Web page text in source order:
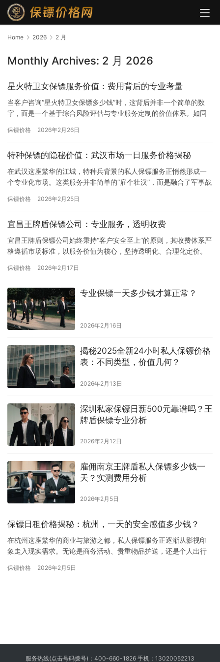
Home 2026 2 月
Monthly Archives: 2 月 2026
星火特卫女保镖服务价值：费用背后的专业考量
当客户咨询“星火特卫女保镖多少钱”时，这背后并非一个简单的数
字，而是一个基于综合风险评估与专业服务定制的价值体系。如同
共同…
保镖价格 2026年2月26日
特种保镖的隐秘价值：武汉市场一日服务价格揭秘
在武汉这座繁华的江城，特种兵背景的私人保镖服务正悄然形成一
个专业化市场。这类服务并非简单的“雇个壮汉”，而是融合了军事战
保镖价格 2026年2月25日
宜昌王牌盾保镖公司：专业服务，透明收费
宜昌王牌盾保镖公司始终秉持“客户安全至上”的原则，其收费体系严
格遵循市场标准，以服务价值为核心，坚持透明化、合理化定价。
评…
保镖价格 2026年2月17日
专业保镖一天多少钱才算正常？
2026年2月16日
揭秘2025全新24小时私人保镖价格
表：不同类型，价值几何？
2026年2月13日
深圳私家保镖日薪500元靠谱吗？王
牌盾保镖专业分析
2026年2月12日
雇佣南京王牌盾私人保镖多少钱一
天？实测费用分析
2026年2月5日
保镖日租价格揭秘：杭州，一天的安全感值多少钱？
在杭州这座繁华的商业与旅游之都，私人保镖服务正逐渐从影视印
象走入现实需求。无论是商务活动、贵重物品护送，还是个人出行
州租用…
保镖价格 2026年2月5日
服务热线(点击号码拨号)： 400-660-1826 手机： 13020052213